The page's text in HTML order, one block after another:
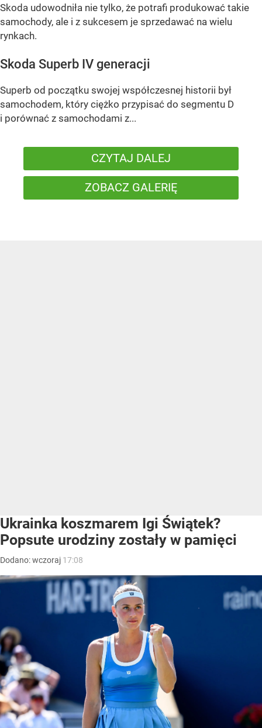
Skoda udowodniła nie tylko, że potrafi produkować takie
samochody, ale i z sukcesem je sprzedawać na wielu
rynkach.
Skoda Superb IV generacji
Superb od początku swojej współczesnej historii był
samochodem, który ciężko przypisać do segmentu D
i porównać z samochodami z...
CZYTAJ DALEJ
ZOBACZ GALERIĘ
Ukrainka koszmarem Igi Świątek?
Popsute urodziny zostały w pamięci
Dodano:wczoraj 17:08